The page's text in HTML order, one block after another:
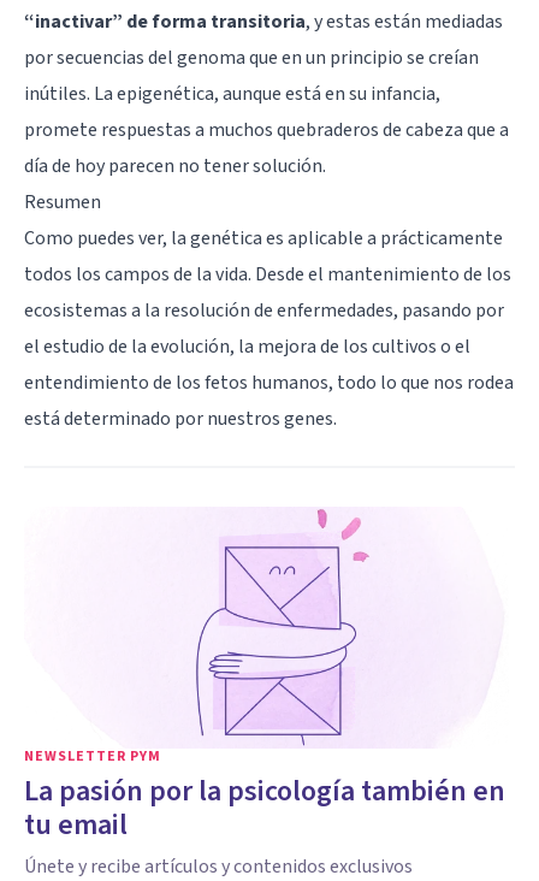
“inactivar” de forma transitoria, y estas están mediadas
por secuencias del genoma que en un principio se creían
inútiles. La epigenética, aunque está en su infancia,
promete respuestas a muchos quebraderos de cabeza que a
día de hoy parecen no tener solución.
Resumen
Como puedes ver, la genética es aplicable a prácticamente
todos los campos de la vida. Desde el mantenimiento de los
ecosistemas a la resolución de enfermedades, pasando por
el estudio de la evolución, la mejora de los cultivos o el
entendimiento de los fetos humanos, todo lo que nos rodea
está determinado por nuestros genes.
NEWSLETTER PYM
La pasión por la psicología también en
tu email
Únete y recibe artículos y contenidos exclusivos